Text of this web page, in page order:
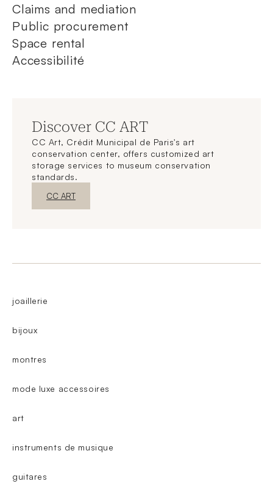
Claims and mediation
Public procurement
Space rental
Accessibilité
Discover CC ART
CC Art, Crédit Municipal de Paris's art
conservation center, offers customized art
storage services to museum conservation
standards.
New WindowDiscover
CC ART
joaillerie
bijoux
montres
mode luxe accessoires
art
instruments de musique
guitares